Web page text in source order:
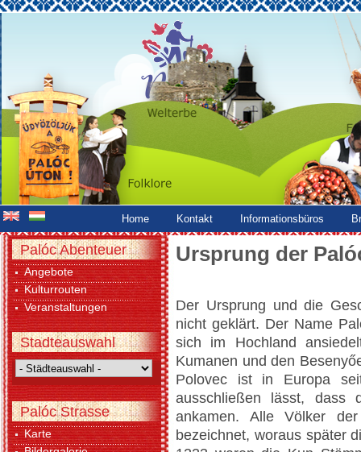
Home Kontakt Informationsbüros
Palóc Abenteuer
Angebote
Kulturrouten
Veranstaltungen
Stadteauswahl
Palóc Strasse
Karte
Ursprung der
Der Ursprung und die
nicht geklärt. Der Name
sich im Hochland
Kumanen und den
Polovec ist in Europa
ausschließen lässt, dass
ankamen. Alle Völker
bezeichnet, woraus später